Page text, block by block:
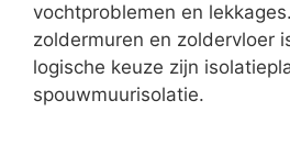
vochtproblemen en
zoldermuren en zoldervloer
logische keuze zijn
spouwmuurisolatie.